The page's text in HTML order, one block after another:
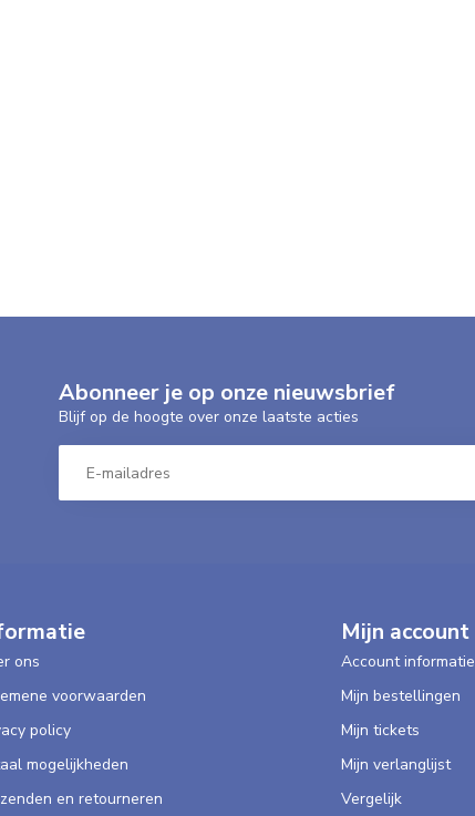
Abonneer je op onze nieuwsbrief
Blijf op de hoogte over onze laatste acties
ons
voorwaarden
policy
mogelijkheden
en retourneren
Mijn account
Account informatie
Mijn bestellingen
Mijn tickets
Mijn verlanglijst
Vergelijk